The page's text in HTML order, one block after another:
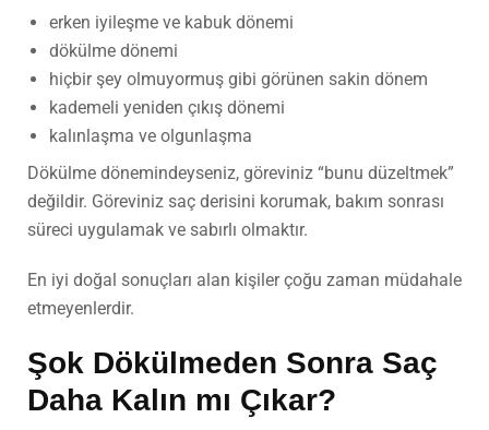
erken iyileşme ve kabuk dönemi
dökülme dönemi
hiçbir şey olmuyormuş gibi görünen sakin dönem
kademeli yeniden çıkış dönemi
kalınlaşma ve olgunlaşma
Dökülme dönemindeyseniz, göreviniz “bunu düzeltmek”
değildir. Göreviniz saç derisini korumak, bakım sonrası
süreci uygulamak ve sabırlı olmaktır.
En iyi doğal sonuçları alan kişiler çoğu zaman müdahale
etmeyenlerdir.
Şok Dökülmeden Sonra Saç
Daha Kalın mı Çıkar?